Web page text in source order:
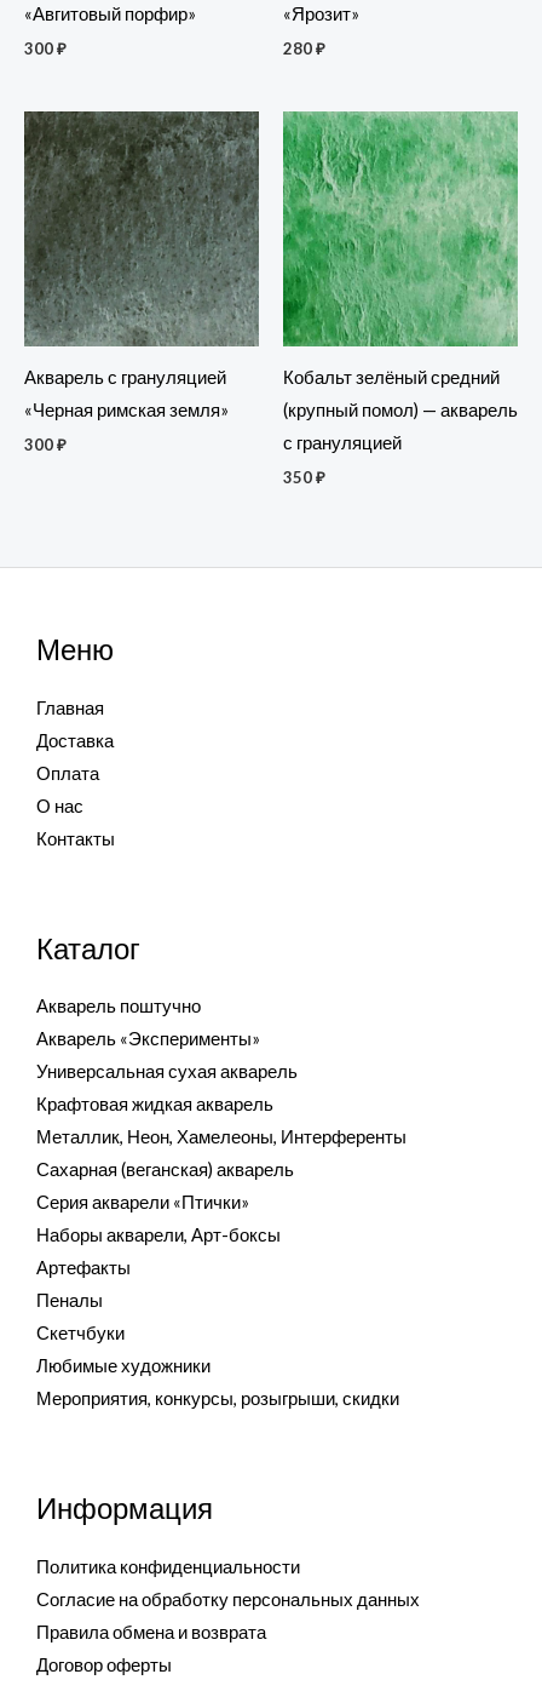
«Авгитовый порфир»
300₽
«Ярозит»
280₽
Акварель с грануляцией
«Черная римская земля»
300₽
Кобальт зелёный средний
(крупный помол) — акварель
с грануляцией
350₽
Меню
Главная
Доставка
Оплата
О нас
Контакты
Каталог
Акварель поштучно
Акварель «Эксперименты»
Универсальная сухая акварель
Крафтовая жидкая акварель
Металлик, Неон, Хамелеоны, Интерференты
Сахарная (веганская) акварель
Серия акварели «Птички»
Наборы акварели, Арт-боксы
Артефакты
Пеналы
Скетчбуки
Любимые художники
Мероприятия, конкурсы, розыгрыши, скидки
Информация
Политика конфиденциальности
Согласие на обработку персональных данных
Правила обмена и возврата
Договор оферты